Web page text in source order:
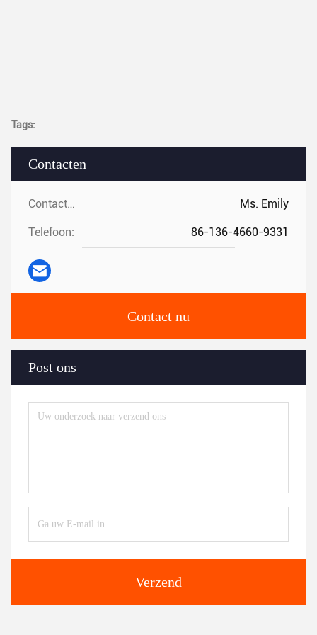
Contacten
Contacten: Ms. Emily
Telefoon: 86-136-4660-9331
Contact nu
Post ons
Verzend
Tags: